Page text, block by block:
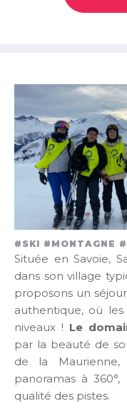
#SKI #MONTAGNE
Située en Savoie,
dans son village
proposons un
authentique, où
niveaux ! Le
par la beauté de
de la Maurienne,
panoramas à
qualité des pistes.